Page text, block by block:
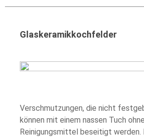
Glaskeramikkochfelder
Verschmutzungen, die nicht
können mit einem nassen Tuch
Reinigungsmittel beseitigt werden.